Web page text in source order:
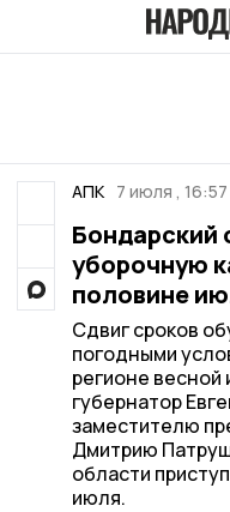
АПК 7 июля , 16:57
Бондарский
уборочную
половине
Сдвиг сроков
погодными
регионе весной
губернатор
заместителю
Дмитрию
области
июля.